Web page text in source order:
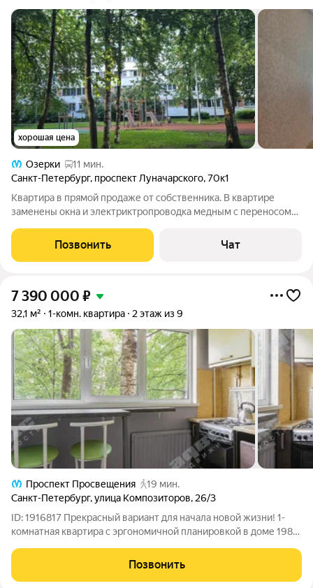
хорошая цена
Озерки
11 мин.
Санкт-Петербург, проспект Луначарского,70к1
Квартира в прямой продаже от собственника. В квартире
заменены окна и электриктропроводка медным с переносом
двор. Дом 606ой серии, толстые стены, широкие подоконники.
Правление ТСЖ и
Позвонить Чат
7 390 000 ₽
32,1 м² 1-комн. квартира 2 этаж из 9
Проспект Просвещения
19 мин.
Санкт-Петербург,улица Композиторов, 26/3
ID: 1916817 Прекрасный вариант для начала новой жизни! 1-
комнатная квартира с эргономичной планировкой в доме 1980
по индивидуальным замерам. Из техники: газовая плита с
электроподжигом и
Позвонить